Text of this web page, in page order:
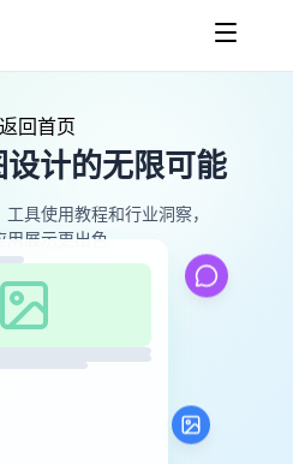
返回首页
计的无限可能
具使用教程和行业洞察，
用展示更出色